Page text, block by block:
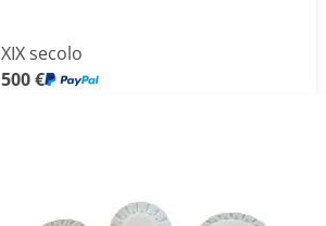
XIX secolo
500 €